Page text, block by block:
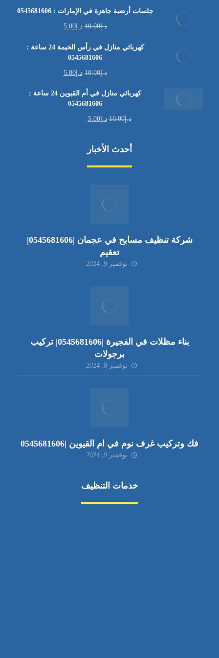
جلسات أرضية جاهزة في الإمارات : 0545681606
د.إ10.00 د.إ5.00
كهربائي منازل في رأس الخيمة 24 ساعة :
0545681606
د.إ10.00 د.إ5.00
كهربائي منازل في أم القيوين 24 ساعة :
0545681606
د.إ10.00 د.إ5.00
أحدث الأخبار
شركة تنظيف مسابح في عجمان |0545681606|
تعقيم
نوفمبر 9, 2024
بناء مظلات في الفجيرة |0545681606| تركيب
برجولات
نوفمبر 9, 2024
فك وتركيب غرف نوم في ام القيوين |0545681606
نوفمبر 9, 2024
خدمات التنظيف